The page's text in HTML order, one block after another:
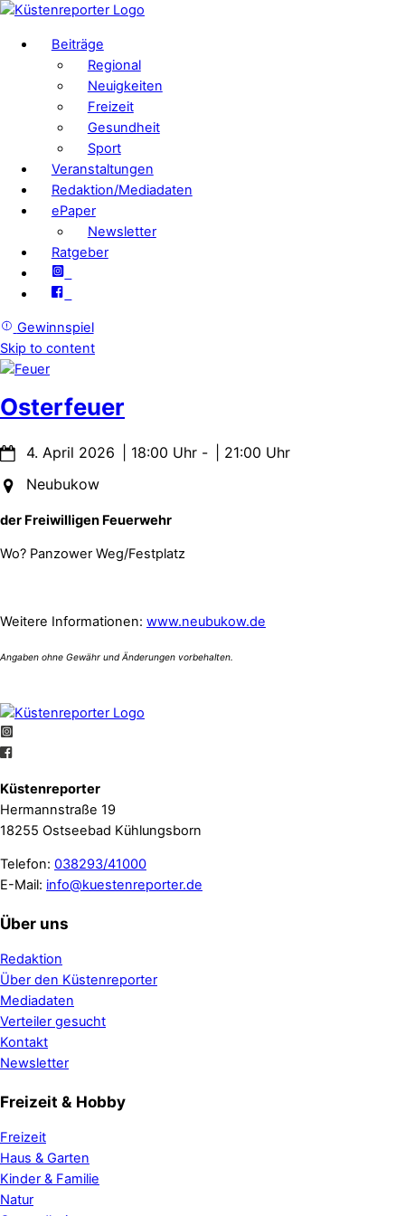
Beiträge
Regional
Neuigkeiten
Freizeit
Gesundheit
Sport
Veranstaltungen
Redaktion/Mediadaten
ePaper
Newsletter
Ratgeber
Gewinnspiel
Skip to content
Osterfeuer
4. April 2026 18:00 -
21:00
Neubukow
der Freiwilligen Feuerwehr
Wo? Panzower Weg/Festplatz
Weitere Informationen: www.neubukow.de
Küstenreporter
Hermannstraße 19
18255 Ostseebad Kühlungsborn
Telefon: 038293/41000
E-Mail: info@kuestenreporter.de
Über uns
Redaktion
Über den Küstenreporter
Mediadaten
Verteiler gesucht
Kontakt
Newsletter
Freizeit & Hobby
Freizeit
Haus & Garten
Kinder & Familie
Natur